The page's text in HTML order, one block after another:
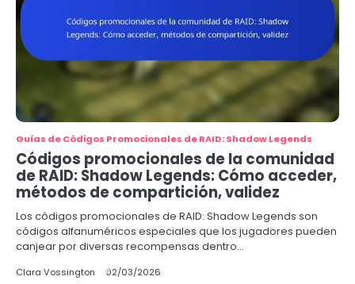
Guías de Códigos Promocionales de RAID: Shadow Legends
Códigos promocionales de la comunidad
de RAID: Shadow Legends: Cómo acceder,
métodos de compartición, validez
Los códigos promocionales de RAID: Shadow Legends son
códigos alfanuméricos especiales que los jugadores pueden
canjear por diversas recompensas dentro…
Clara Vossington 02/03/2026